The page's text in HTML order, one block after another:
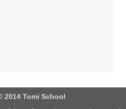
2014 Tomi School